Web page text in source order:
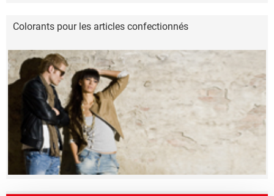
Colorants pour les articles confectionnés